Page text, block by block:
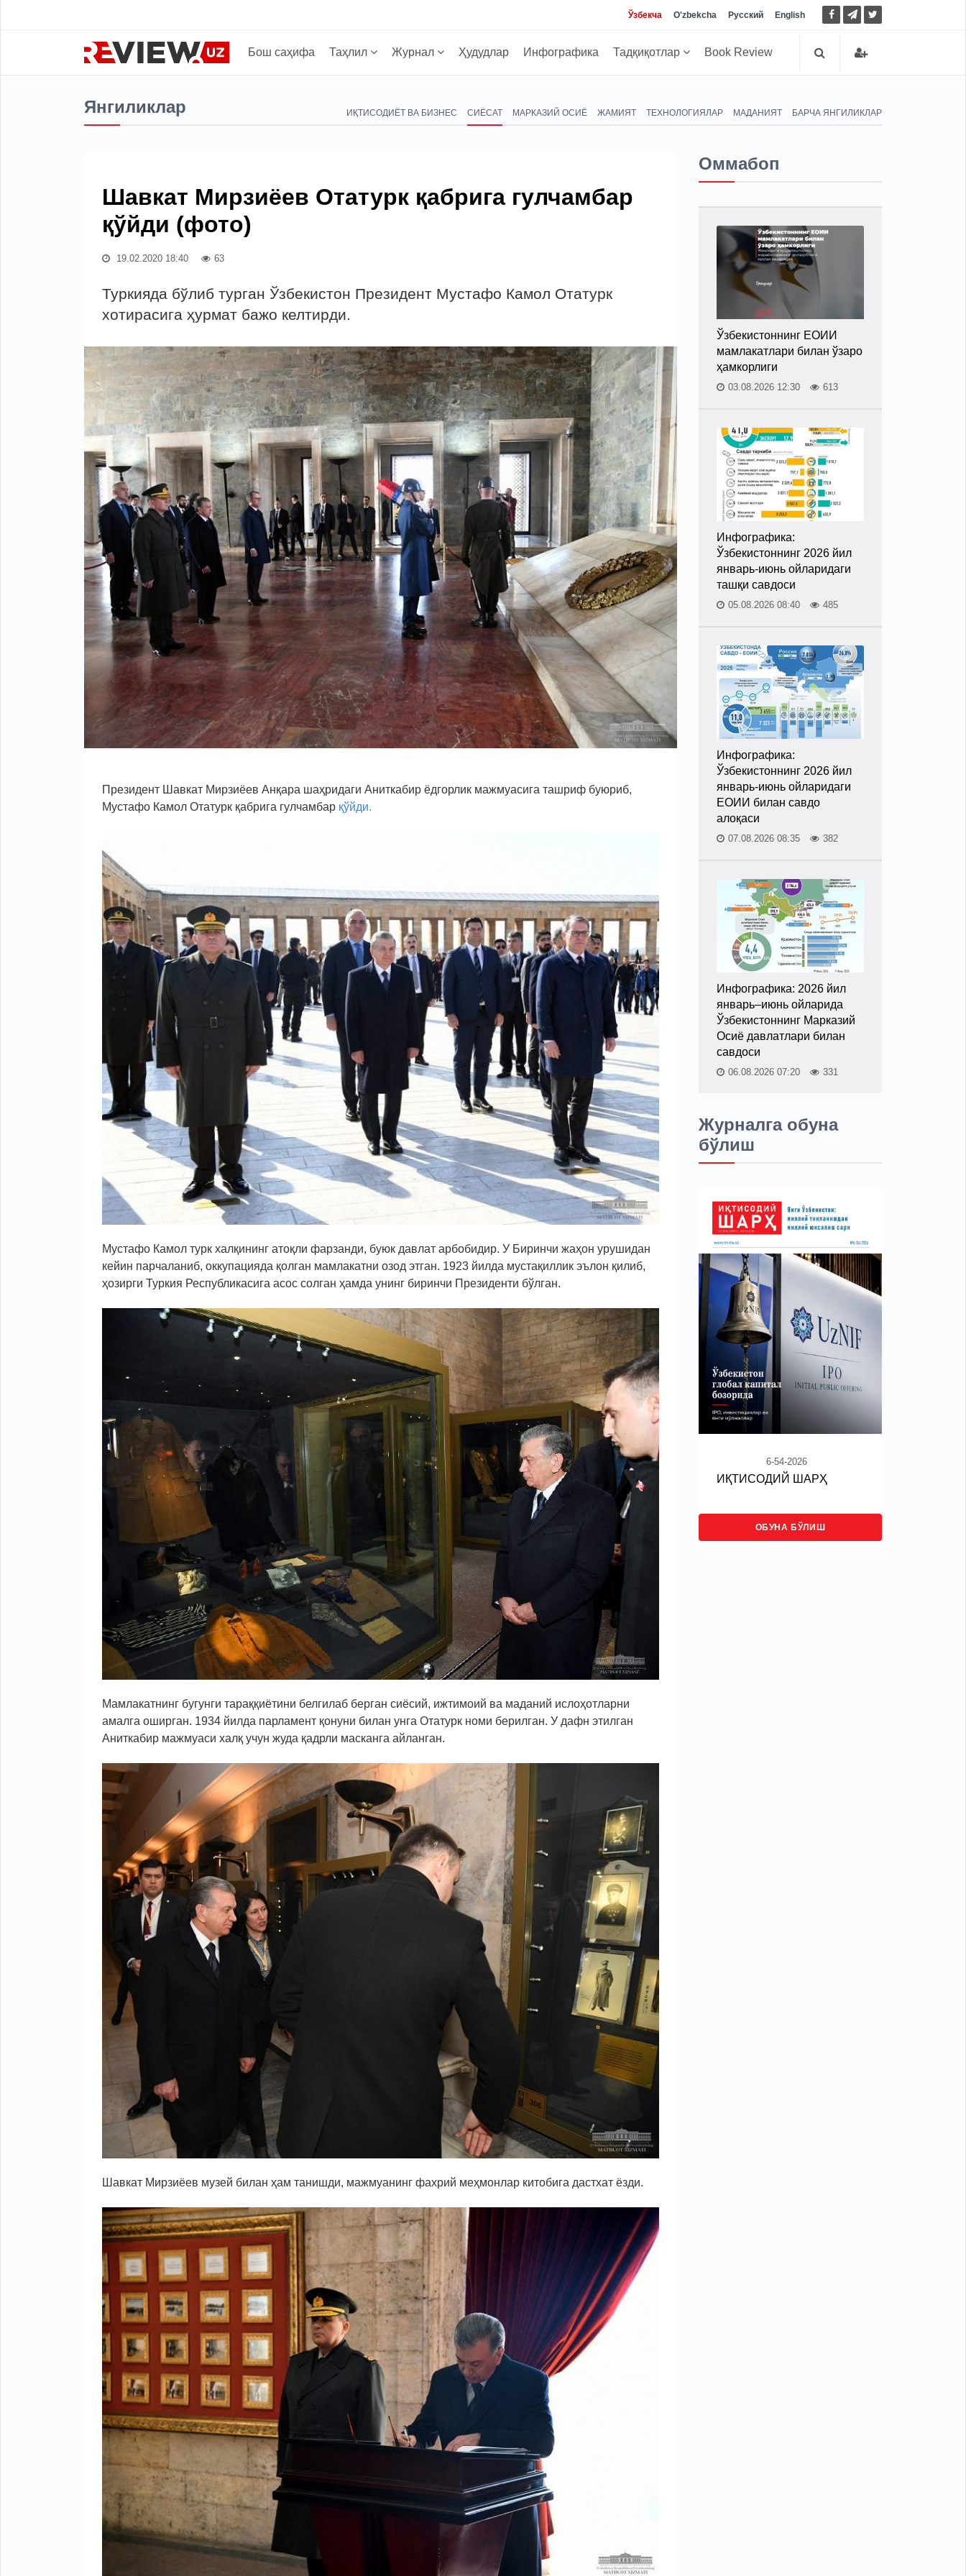
Ўзбекча O'zbekcha Русский English
Бош саҳифа Таҳлил Журнал Ҳудудлар Инфографика Тадқиқотлар Book Review
Янгиликлар ИҚТИСОДИЁТ ВА БИЗНЕС СИЁСАТ МАРКАЗИЙ ОСИЁ ЖАМИЯТ ТЕХНОЛОГИЯЛАР МАДАНИЯТ БАРЧА ЯНГИЛИКЛАР
Шавкат Мирзиёев Отатурк қабрига гулчамбар
қўйди (фото)
19.02.2020 18:40 63
Туркияда бўлиб турган Ўзбекистон Президент Мустафо Камол Отатурк
хотирасига ҳурмат бажо келтирди.
Президент Шавкат Мирзиёев Анқара шаҳридаги Аниткабир ёдгорлик мажмуасига ташриф буюриб,
Мустафо Камол Отатурк қабрига гулчамбар қўйди.
Мустафо Камол турк халқининг атоқли фарзанди, буюк давлат арбобидир. У Биринчи жаҳон урушидан
кейин парчаланиб, оккупацияда қолган мамлакатни озод этган. 1923 йилда мустақиллик эълон қилиб,
ҳозирги Туркия Республикасига асос солган ҳамда унинг биринчи Президенти бўлган.
Мамлакатнинг бугунги тараққиётини белгилаб берган сиёсий, ижтимоий ва маданий ислоҳотларни
амалга оширган. 1934 йилда парламент қонуни билан унга Отатурк номи берилган. У дафн этилган
Аниткабир мажмуаси халқ учун жуда қадрли масканга айланган.
Шавкат Мирзиёев музей билан ҳам танишди, мажмуанинг фахрий меҳмонлар китобига дастхат ёзди.
Оммабоп
Ўзбекистоннинг ЕОИИ
мамлакатлари билан ўзаро
ҳамкорлиги
03.08.2026 12:30 613
Инфографика:
Ўзбекистоннинг 2026 йил
январь-июнь ойларидаги
ташқи савдоси
05.08.2026 08:40 485
Инфографика:
Ўзбекистоннинг 2026 йил
январь-июнь ойларидаги
ЕОИИ билан савдо
алоқаси
07.08.2026 08:35 382
Инфографика: 2026 йил
январь–июнь ойларида
Ўзбекистоннинг Марказий
Осиё давлатлари билан
савдоси
06.08.2026 07:20 331
Журналга обуна
бўлиш
6-54-2026
ИҚТИСОДИЙ ШАРҲ
ОБУНА БЎЛИШ